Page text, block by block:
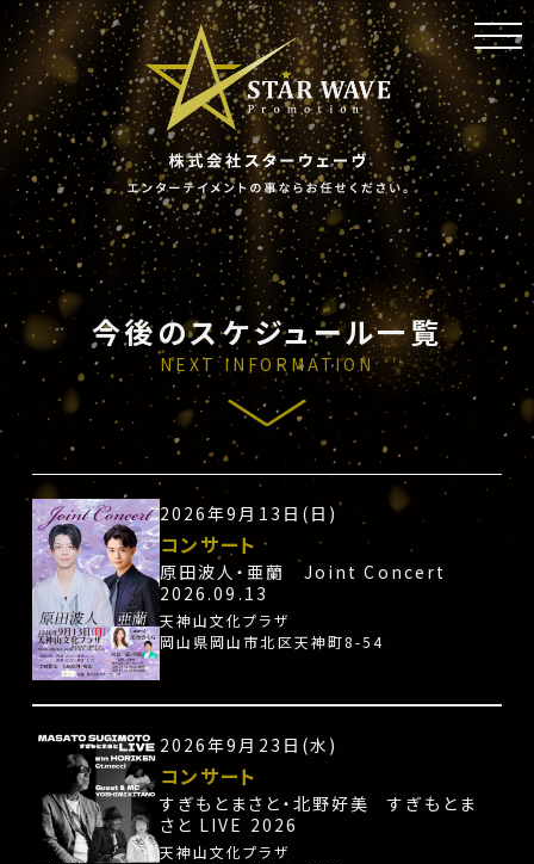
今後のスケジュール一覧
NEXT INFORMATION
2026年9月13日(日)
コンサート
原田波人・亜蘭 Joint Concert
2026.09.13
天神山文化プラザ
岡山県岡山市北区天神町8-54
2026年9月23日(水)
コンサート
すぎもとまさと・北野好美 すぎもとま
さと LIVE 2026
天神山文化プラザ